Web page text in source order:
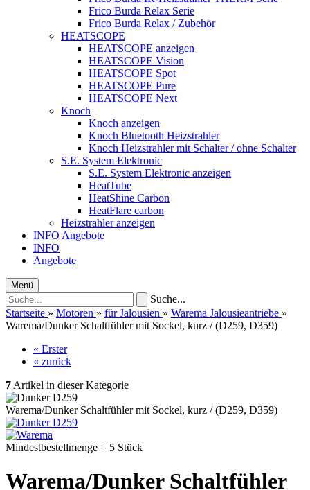
Frico Burda Relax Serie
Frico Burda Relax / Zubehör
HEATSCOPE
HEATSCOPE anzeigen
HEATSCOPE Vision
HEATSCOPE Spot
HEATSCOPE Pure
HEATSCOPE Next
Knoch
Knoch anzeigen
Knoch Bluetooth Heizstrahler
Knoch Heizstrahler mit Schalter / ohne Schalter
S.E. System Elektronic
S.E. System Elektronic anzeigen
HeatTube
HeatShine Carbon
HeatFlare carbon
Heizstrahler anzeigen
INFO Angebote
INFO
Angebote
Menü
Suche...
Startseite » Motoren » für Jalousien » Warema Jalousieantriebe »
Warema/Dunker Schaltfühler mit Sockel, kurz / (D259, D359)
« Erster
« zurück
7 Artikel in dieser Kategorie
Warema/Dunker Schaltfühler mit Sockel, kurz / (D259, D359)
Mindestbestellmenge = 5 Stück
Warema/Dunker Schaltfühler